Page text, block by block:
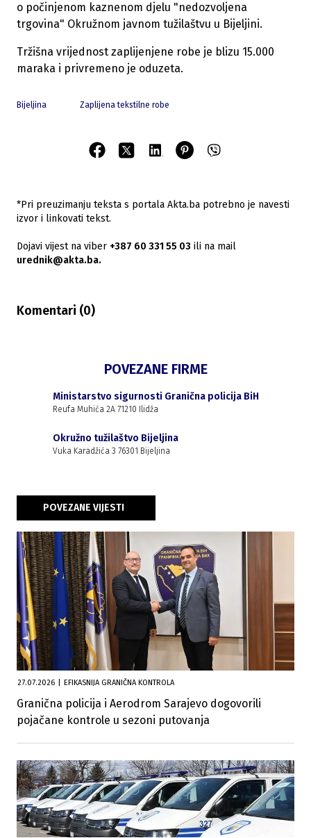
o počinjenom kaznenom djelu "nedozvoljena
trgovina" Okružnom javnom tužilaštvu u Bijeljini.
Tržišna vrijednost zaplijenjene robe je blizu 15.000
maraka i privremeno je oduzeta.
Bijeljina Zaplijena tekstilne robe
*Pri preuzimanju teksta s portala Akta.ba potrebno je navesti
izvor i linkovati tekst.
Dojavi vijest na viber +387 60 331 55 03 ili na mail
urednik@akta.ba.
Komentari (0)
POVEZANE FIRME
Ministarstvo sigurnosti Granična policija BiH
Reufa Muhića 2A 71210 Ilidža
Okružno tužilaštvo Bijeljina
Vuka Karadžića 3 76301 Bijeljina
POVEZANE VIJESTI
27.07.2026 EFIKASNIJA GRANIČNA KONTROLA
Granična policija i Aerodrom Sarajevo dogovorili
pojačane kontrole u sezoni putovanja